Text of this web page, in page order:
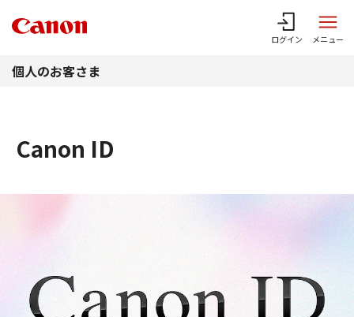
ログイン メニュー
個人のお客さま
Canon ID